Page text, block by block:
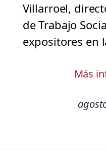
Villarroel,
de Trabajo
expositores en
Más